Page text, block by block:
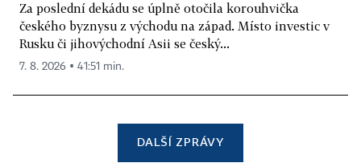
Za poslední dekádu se úplně otočila korouhvička
českého byznysu z východu na západ. Místo investic v
Rusku či jihovýchodní Asii se český...
7. 8. 2026 ▪ 41:51 min.
DALŠÍ ZPRÁVY